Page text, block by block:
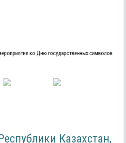
ко Дню государственных символов
Казахстан,